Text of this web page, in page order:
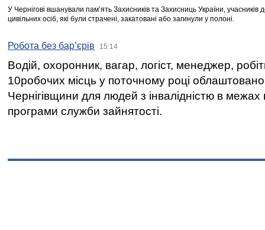
У Чернігові вшанували пам’ять Захисників та Захисниць України,
цивільних осіб, які були страчені, закатовані або загинули у полоні.
Робота без бар’єрів 15:14
Водій, охоронник, вагар, логіст, менеджер,
10робочих місць у поточному році
Чернігівщини для людей з інвалідністю в межах
програми служби зайнятості.